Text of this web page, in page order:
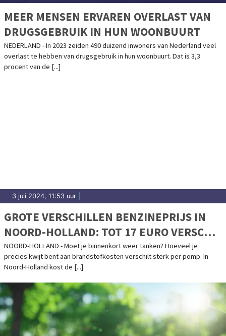
MEER MENSEN ERVAREN OVERLAST VAN
DRUGSGEBRUIK IN HUN WOONBUURT
NEDERLAND - In 2023 zeiden 490 duizend inwoners van Nederland veel
overlast te hebben van drugsgebruik in hun woonbuurt. Dat is 3,3
procent van de [...]
3 juli 2024, 11:53 uur
GROTE VERSCHILLEN BENZINEPRIJS IN
NOORD-HOLLAND: TOT 17 EURO VERSCHIL
VOOR VOLLE TANK
NOORD-HOLLAND - Moet je binnenkort weer tanken? Hoeveel je
precies kwijt bent aan brandstofkosten verschilt sterk per pomp. In
Noord-Holland kost de [...]